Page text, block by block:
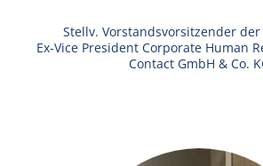
Stellv. Vorstandsvorsitzender der
Ex-Vice President Corporate Human
Contact GmbH & Co.